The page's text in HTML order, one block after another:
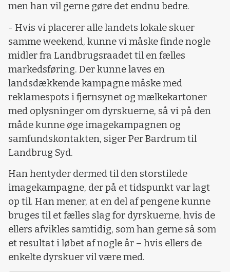
men han vil gerne gøre det endnu bedre.
- Hvis vi placerer alle landets lokale skuer
samme weekend, kunne vi måske finde nogle
midler fra Landbrugsraadet til en fælles
markedsføring. Der kunne laves en
landsdækkende kampagne måske med
reklamespots i fjernsynet og mælkekartoner
med oplysninger om dyrskuerne, så vi på den
måde kunne øge imagekampagnen og
samfundskontakten, siger Per Bardrum til
Landbrug Syd.
Han hentyder dermed til den storstilede
imagekampagne, der på et tidspunkt var lagt
op til. Han mener, at en del af pengene kunne
bruges til et fælles slag for dyrskuerne, hvis de
ellers afvikles samtidig, som han gerne så som
et resultat i løbet af nogle år – hvis ellers de
enkelte dyrskuer vil være med.